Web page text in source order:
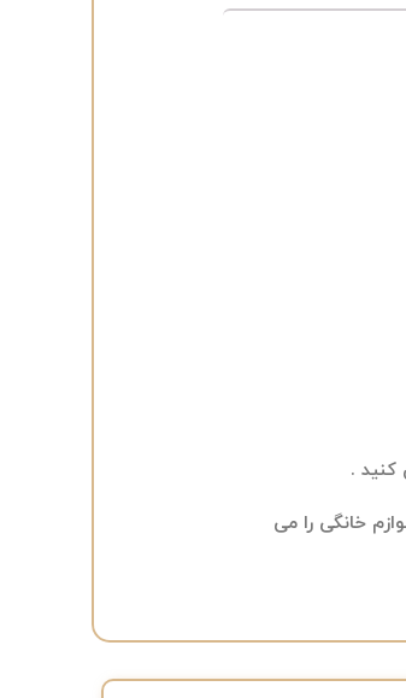
کنید .
خانگی را می